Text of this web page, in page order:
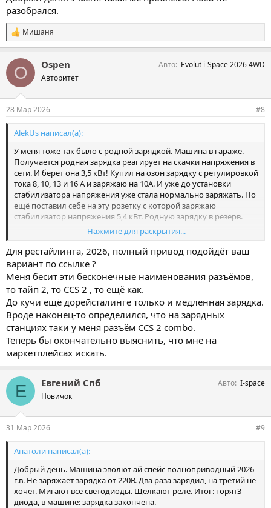
разобрался.
С
и
п
т
:
Мишаня
O Ospen
Авторитет
Авто Evolut i-Space 2026 4WD
28 Мар 2026 #8
AlekUs написал(а):
У меня тоже так было с родной зарядкой. Машина в гараже.
Получается родная зарядка реагирует на скачки напряжения в
сети. И берет она 3,5 кВт! Купил на озон зарядку с регулировкой
тока 8, 10, 13 и 16 А и заряжаю на 10А. И уже до установки
стабилизатора напряжения уже стала нормально заряжать. Но
ещё поставил себе на эту розетку с которой заряжаю
стабилизатор напряжения 5,4 кВт. Родную зарядку в резерв.
3.5 КВт 16А 1 Фаза Type 2 IEC62196 Портативное Зарядное
Устройство Для Электромобиля Зарядное Устройство Для
Электромобиля
https://ozon.ru/t/Vaqkqa9
У меня такое было с родным зарядные устройством при
зарядке в гараже. Родное ЗУ не срабатывает если низкое
напряжение в сети или скачки напряжения. Купил себе зарядку
на озон а ещё поставил на розетку с которой заряжаю авто
стабилизатор напряжения!
3.5 КВт 16А 1 Фаза Type 2 IEC62196 Портативное Зарядное
Устройство Для Электромобиля Зарядное Устройство Для
Электромобиля
https://ozon.ru/t/Vaqkqa9
Нажмите для раскрытия...
Для рестайлинга, 2026, полный привод подойдёт ваш
вариант по ссылке ?
Меня бесит эти бесконечные наименования разъёмов,
то тайп 2, то CCS 2 , то ещё как.
До кучи ещё дорейсталинге только и медленная зарядка.
Вроде наконец-то определился, что на зарядных
станциях таки у меня разъём CCS 2 combo.
Теперь бы окончательно выяснить, что мне на
маркетплейсах искать.
Е Евгений Спб
Новичок
Авто I-space
31 Мар 2026 #9
Анатоли написал(а):
Добрый день. Машина эволют ай спейс полноприводный 2026
г.в. Не заряжает зарядка от 220В. Два раза зарядил, на третий не
хочет. Мигают все светодиоды. Щелкают реле. Итог: горят3
диода, в машине: зарядка закончена.